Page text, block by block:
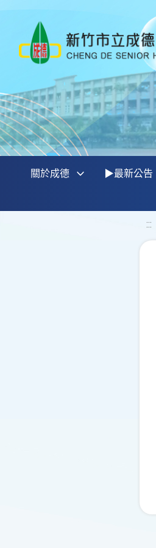
關於成德 ▶最新公告
:::